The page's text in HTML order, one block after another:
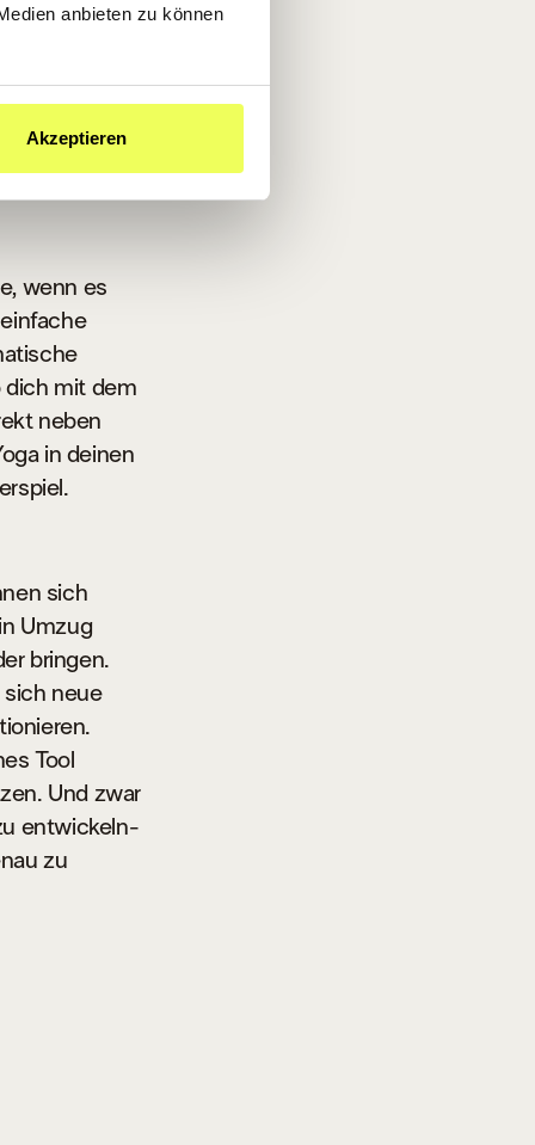
anbieten zu können
Akzeptieren
Dies sind
wichtig,
Dinge
wenn es
dich mit dem
neben
in deinen
sich
Umzug
bringen.
sich neue
Tool
Und zwar
entwickeln-
zu